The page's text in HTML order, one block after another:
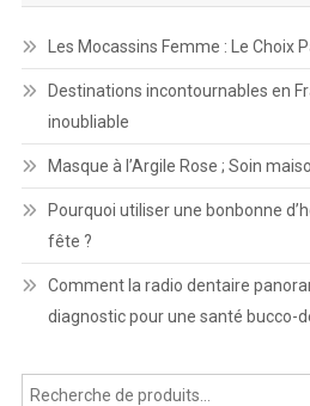
Les Mocassins Femme : Le Choix
Destinations incontournables en
inoubliable
Masque à l’Argile Rose ; Soin
Pourquoi utiliser une bonbonne
fête ?
Comment la radio dentaire
diagnostic pour une santé bucco-
Recherche